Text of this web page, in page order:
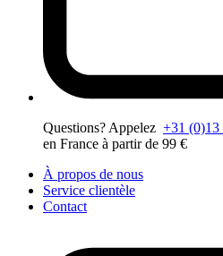
Questions? Appelez +31 (0)13
en France à partir de 99 €
À propos de nous
Service clientèle
Contact